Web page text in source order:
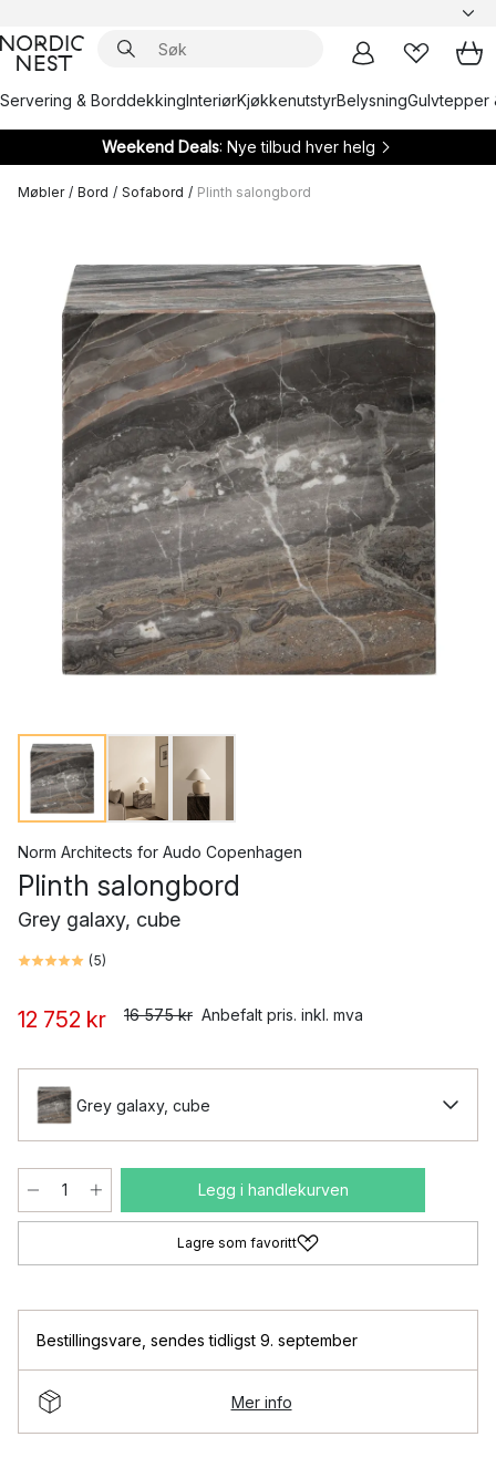
Servering & BorddekkingInteriørKjøkkenutstyrBelysningGulvtepper
Weekend Deals: Nye tilbud hver helg
Møbler / Bord / Sofabord / Plinth salongbord
Norm Architects for Audo Copenhagen
Plinth salongbord
Grey galaxy, cube
(5)
12 752 kr 16 575 kr Anbefalt pris. inkl. mva
Grey galaxy, cube
Legg i handlekurven
Lagre som favoritt
Bestillingsvare sendes tidligst 9. september
Mer info